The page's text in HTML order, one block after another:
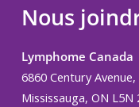
Nous
Lymphome Canada
6860 Century
Mississauga, ON L5N